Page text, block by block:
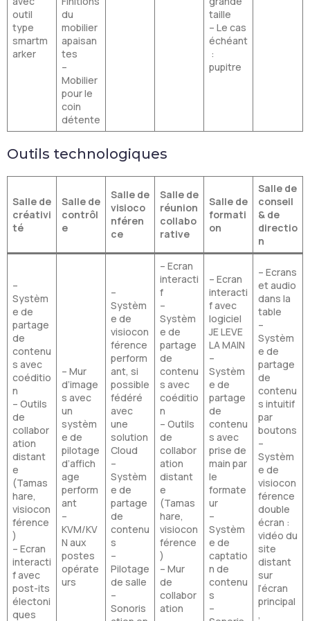
outil
type
smartm
arker
du
mobilier
apaisan
tes
–
Mobilier
pour le
coin
détente
taille
– Le cas
échéant
:
pupitre
Outils technologiques
Salle de
créativi
té
Salle de
contrôl
e
Salle de
visioco
nféren
ce
Salle de
réunion
collabo
rative
Salle de
formati
on
Salle de
conseil
& de
directio
n
–
Systèm
e de
partage
de
contenu
s avec
coéditio
n
– Outils
de
collabor
ation
distant
e
(Tamas
hare,
visiocon
férence
)
– Ecran
interacti
f avec
post-its
électoni
ques
– Mur
d’image
s avec
un
systèm
e de
pilotage
d’affich
age
perform
ant
–
KVM/KV
N aux
postes
opérate
urs
–
Systèm
e de
visiocon
férence
perform
ant, si
possible
fédéré
avec
une
solution
Cloud
–
Systèm
e de
partage
de
contenu
s
–
Pilotage
de salle
–
Sonoris
– Ecran
interacti
f
–
Systèm
e de
partage
de
contenu
s avec
coéditio
n
– Outils
de
collabor
ation
distant
e
(Tamas
hare,
visiocon
férence
)
– Mur
de
collabor
ation
– Ecran
interacti
f avec
logiciel
JE LEVE
LA MAIN
–
Systèm
e de
partage
de
contenu
s avec
prise de
main par
le
formate
ur
–
Systèm
e de
captatio
n de
contenu
s
–
– Ecrans
et audio
dans la
table
–
Systèm
e de
partage
de
contenu
s intuitif
par
boutons
–
Systèm
e de
visiocon
férence
double
écran :
vidéo du
site
distant
sur
l’écran
principal
,